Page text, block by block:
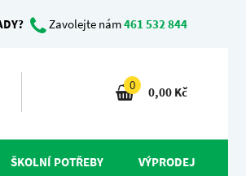
Zavolejte nám461 532 844
0 0,00 Kč
ŠKOLNÍ POTŘEBY VÝPRODEJ